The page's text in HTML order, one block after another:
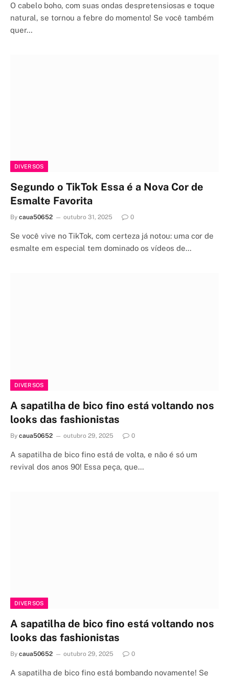
O cabelo boho, com suas ondas despretensiosas e toque
natural, se tornou a febre do momento! Se você também
quer…
DIVERSOS
Segundo o TikTok Essa é a Nova Cor de
Esmalte Favorita
By caua50652 outubro 31, 2025 0
Se você vive no TikTok, com certeza já notou: uma cor de
esmalte em especial tem dominado os vídeos de…
DIVERSOS
A sapatilha de bico fino está voltando nos
looks das fashionistas
By caua50652 outubro 29, 2025 0
A sapatilha de bico fino está de volta, e não é só um
revival dos anos 90! Essa peça, que…
DIVERSOS
A sapatilha de bico fino está voltando nos
looks das fashionistas
By caua50652 outubro 29, 2025 0
A sapatilha de bico fino está bombando novamente! Se